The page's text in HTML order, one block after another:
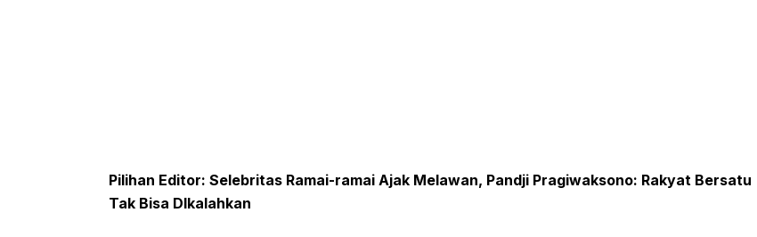
Pilihan Editor: Selebritas Ramai-ramai Ajak Melawan, Pandji Pragiwaksono: Rakyat Bersatu
Tak Bisa DIkalahkan